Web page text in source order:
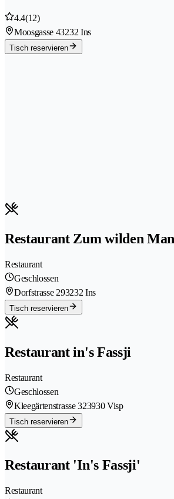
4.4(12)
Moosgasse 43232 Ins
Tisch reservieren
Restaurant Zum wilden
Restaurant
Geschlossen
Dorfstrasse 293232 Ins
Tisch reservieren
Restaurant in's Fassji
Restaurant
Geschlossen
Kleegärtenstrasse 323930 Visp
Tisch reservieren
Restaurant 'In's Fassji'
Restaurant